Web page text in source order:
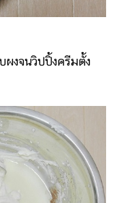
จนวิปปิ้งครีมตั้ง